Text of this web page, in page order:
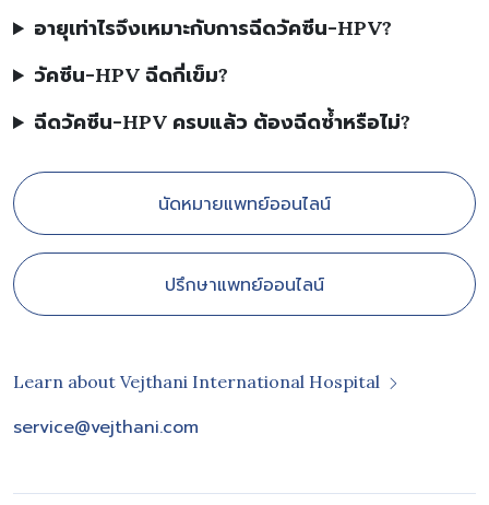
อายุเท่าไรจึงเหมาะกับการฉีดวัคซีน-HPV?
วัคซีน-HPV ฉีดกี่เข็ม?
ฉีดวัคซีน-HPV ครบแล้ว ต้องฉีดซ้ำหรือไม่?
นัดหมายแพทย์ออนไลน์
ปรึกษาแพทย์ออนไลน์
Learn about Vejthani International Hospital
service@vejthani.com